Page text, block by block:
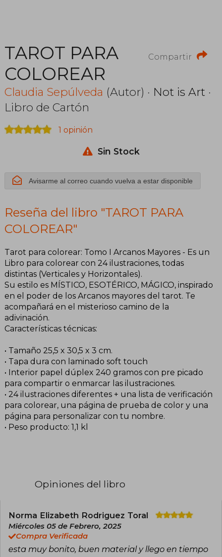
Compartir
TAROT PARA
COLOREAR
Claudia Sepúlveda (Autor) · Not is Art ·
Libro de Cartón
1 opinión
Sin Stock
Avisarme al correo cuando vuelva a estar disponible
Reseña del libro "TAROT PARA
COLOREAR"
Tarot para colorear: Tomo I Arcanos Mayores - Es un
Libro para colorear con 24 ilustraciones, todas
distintas (Verticales y Horizontales).
Su estilo es MÍSTICO, ESOTÉRICO, MÁGICO, inspirado
en el poder de los Arcanos mayores del tarot. Te
acompañará en el misterioso camino de la
adivinación.
Características técnicas:
• Tamaño 25,5 x 30,5 x 3 cm.
• Tapa dura con laminado soft touch
• Interior papel dúplex 240 gramos con pre picado
para compartir o enmarcar las ilustraciones.
• 24 ilustraciones diferentes + una lista de verificación
para colorear, una página de prueba de color y una
página para personalizar con tu nombre.
• Peso producto: 1,1 kl
Opiniones del libro
Norma Elizabeth Rodriguez Toral
Miércoles 05 de Febrero, 2025
Compra Verificada
esta muy bonito, buen material y llego en tiempo